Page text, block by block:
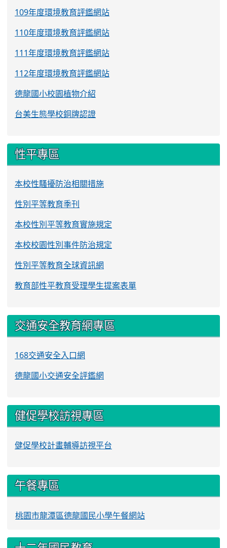
109年度環境教育評鑑網站
110年度環境教育評鑑網站
111年度環境教育評鑑網站
112年度環境教育評鑑網站
德龍國小校園植物介紹
台美生態學校銅牌認證
性平專區
本校性騷擾防治相關措施
性別平等教育季刊
本校性別平等教育實施規定
本校校園性別事件防治規定
性別平等教育全球資訊網
教育部性平教育受理學生提案表單
交通安全教育網專區
168交通安全入口網
德龍國小交通安全評鑑網
健促學校訪視專區
健促學校計畫輔導訪視平台
午餐專區
桃園市龍潭區德龍國民小學午餐網站